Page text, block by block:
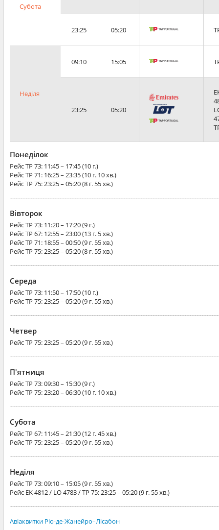
Субота
23:25 05:20
Неділя
09:10 15:05
23:25 05:20
Понеділок
РейсTP 73: 11:45 – 17:45 (10 г.)
РейсTP 71: 16:25 – 23:35 (10 г. 10 хв.)
РейсTP 75: 23:25 – 05:20 (8 г. 55 хв.)
Вівторок
РейсTP 73: 11:20 – 17:20 (9 г.)
РейсTP 67: 12:55 – 23:00 (13 г. 5 хв.)
РейсTP 71: 18:55 – 00:50 (9 г. 55 хв.)
РейсTP 75: 23:25 – 05:20 (8 г. 55 хв.)
Середа
РейсTP 73: 11:50 – 17:50 (10 г.)
РейсTP 75: 23:25 – 05:20 (9 г. 55 хв.)
Четвер
РейсTP 75: 23:25 – 05:20 (9 г. 55 хв.)
П'ятниця
РейсTP 73: 09:30 – 15:30 (9 г.)
РейсTP 75: 23:20 – 06:30 (10 г. 10 хв.)
Субота
РейсTP 67: 11:45 – 21:30 (12 г. 45 хв.)
РейсTP 75: 23:25 – 05:20 (9 г. 55 хв.)
Неділя
РейсTP 73: 09:10 – 15:05 (9 г. 55 хв.)
Рейс EK 4812 / LO 4783 / TP 75: 23:25 – 05:20 (9 г. 55 хв.)
Авіаквитки Ріо-де-Жанейро–Лісабон